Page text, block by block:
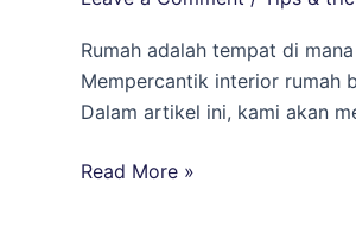
Rumah adalah tempat di
Mempercantik interior rumah
Dalam artikel ini, kami akan
Interior
Rumah
Anda:
3
Agar
Read More »